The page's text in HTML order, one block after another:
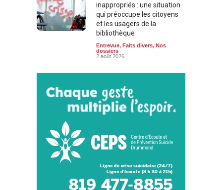
inappropriés : une situation
qui préoccupe les citoyens
et les usagers de la
bibliothèque
Entrevue, Faits divers, Nos
dossiers
2 août 2026